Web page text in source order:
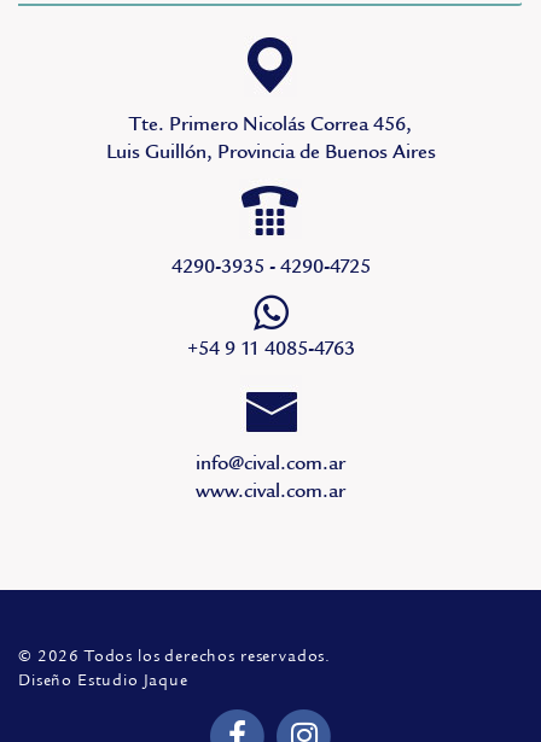
Tte. Primero Nicolás Correa 456,
Luis Guillón, Provincia de Buenos Aires
4290-3935 - 4290-4725
+54 9 11 4085-4763
info@cival.com.ar
www.cival.com.ar
© 2026 Todos los derechos reservados.
Diseño Estudio Jaque